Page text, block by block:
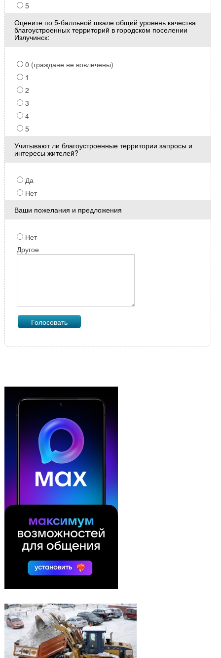
5
Оцените по 5-балльной шкале общий уровень качества
благоустроенных территорий в городском поселении
Излучинск:
0 (граждане не вовлечены)
1
2
3
4
5
Учитывают ли благоустроенные территории запросы и
интересы жителей?
Да
Нет
Ваши пожелания и предложения
Нет
Другое